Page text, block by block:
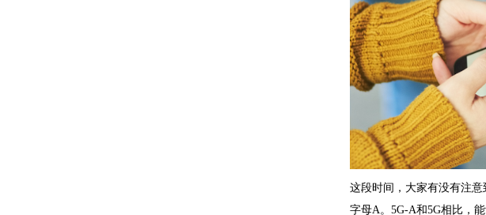
这段时间，大家有没有注
字母A。5G-A和5G相比，